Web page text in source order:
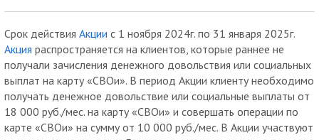
Срок действия Акции с 1 ноября 2024г. по 31 января 2025г.
Акция распространяется на клиентов, которые раннее не
получали зачисления денежного довольствия или социальных
выплат на карту «СВОи». В период Акции клиенту необходимо
получать денежное довольствие или социальные выплаты от
18 000 руб./мес. на карту «СВОи» и совершать операции по
карте «СВОи» на сумму от 10 000 руб./мес. В Акции участвуют